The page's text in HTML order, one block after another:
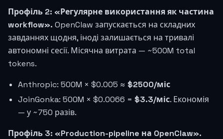
Профіль 2: «Регулярне використання як частина
workflow». OpenClaw запускається на складних
завданнях щодня, іноді залишається на тривалі
автономні сесії. Місячна витрата — ~500M total
tokens.
Anthropic: 500M × $0.005 ≈ $2500/міс
JoinGonka: 500M × $0.0066 = $3.3/міс. Економія
— у ~750 разів.
Профіль 3: «Production-pipeline на OpenClaw».